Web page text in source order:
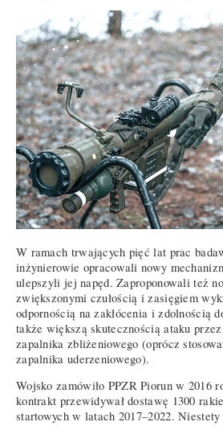
W ramach trwających pięć lat prac
inżynierowie opracowali nowy
ulepszyli jej napęd. Zaproponowali też
zwiększonymi czułością i zasięgiem
odpornością na zakłócenia i zdolnością
także większą skutecznością ataku
zapalnika zbliżeniowego (oprócz
zapalnika uderzeniowego).
Wojsko zamówiło PPZR Piorun w 2016
kontrakt przewidywał dostawę 1300
startowych w latach 2017–2022.